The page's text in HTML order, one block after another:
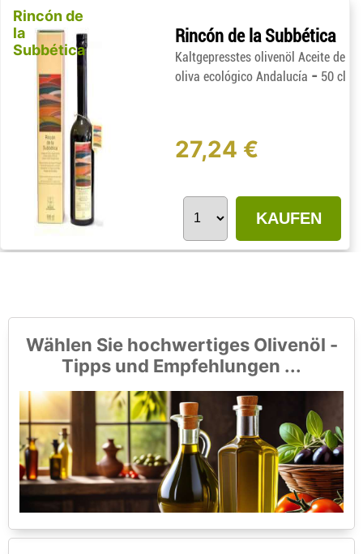
Rincón de
la
Subbética
Rincón de la Subbética
Kaltgepresstes olivenöl Aceite de
oliva ecológico Andalucía - 50 cl
27,24 €
KAUFEN
Wählen Sie hochwertiges Olivenöl -
Tipps und Empfehlungen ...